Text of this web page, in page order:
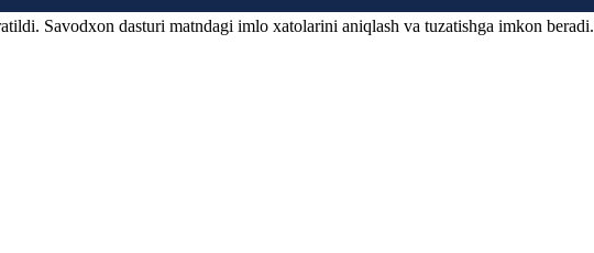
Savodxon dasturi matndagi imlo xatolarini aniqlash va tuzatishga imkon beradi.